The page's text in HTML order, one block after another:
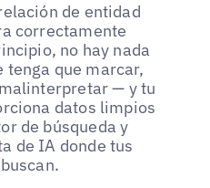
de entidad
correctamente
no hay nada
tenga que marcar,
— y tu
datos limpios
de búsqueda y
de IA donde tus